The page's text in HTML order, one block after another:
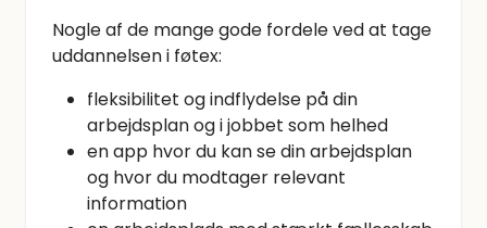
Nogle af de mange gode fordele ved at tage
uddannelsen i føtex:
fleksibilitet og indflydelse på din
arbejdsplan og i jobbet som helhed
en app hvor du kan se din arbejdsplan
og hvor du modtager relevant
information